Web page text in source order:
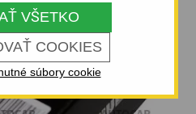
COOKIES
VŠETKO
súbory cookie